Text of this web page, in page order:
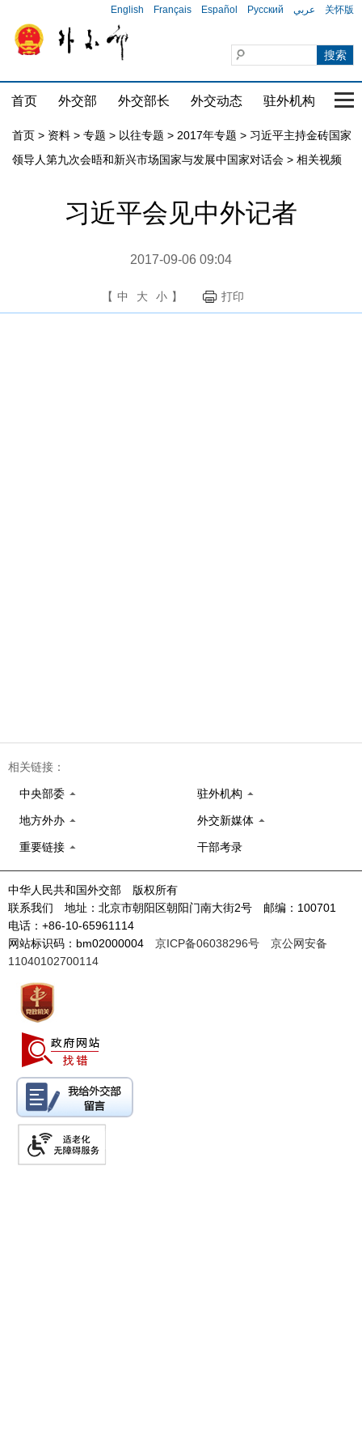
English Français Español Русский عربي 关怀版
首页 外交部 外交部长 外交动态 驻外机构 国
首页 > 资料 > 专题 > 以往专题 > 2017年专题 > 习近平主持金砖国家
领导人第九次会晤和新兴市场国家与发展中国家对话会 > 相关视频
习近平会见中外记者
2017-09-06 09:04
【 中 大 小 】 打印
相关链接：
中央部委 驻外机构
地方外办 外交新媒体
重要链接 干部考录
中华人民共和国外交部 版权所有
联系我们 地址：北京市朝阳区朝阳门南大街2号 邮编：100701
电话：+86-10-65961114
网站标识码：bm02000004 京ICP备06038296号
京公网安备
11040102700114